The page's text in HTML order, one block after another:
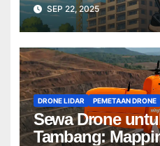
SEP 22, 2025
DRONE LIDAR PEMETAAN DRONE
Sewa Drone
Tambang: